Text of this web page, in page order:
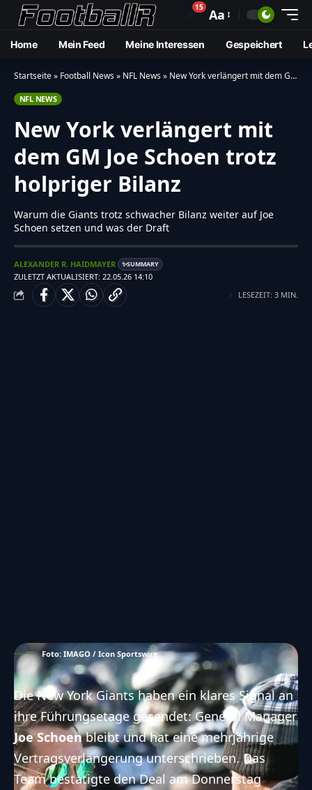
🔔15 Aa
Home Mein Feed Meine Interessen Gespeichert
Startseite» Football News» NFL News» New York verlängert mit dem GM Joe Schoen trotz holpriger Bilanz
NFL NEWS
New York verlängert mit
dem GM Joe Schoen trotz
holpriger Bilanz
Warum die Giants trotz schwacher Bilanz weiter auf Joe
Schoen setzen und was der Draft
ZULETZT AKTUALISIERT: 22.05.26 14:10
ALEXANDER R. HAIDMAYER ✨SUMMARY
LESEZEIT: 3 MIN.
Foto: IMAGO / Icon Sportswire
Die New York Giants haben ein klares Signal an
ihre Führungsetage gesendet: General Manager
Joe Schoenbleibt und hat eine mehrjährige
Vertragsverlängerung unterschrieben. Das
Team bestätigte den Deal am Donnerstag